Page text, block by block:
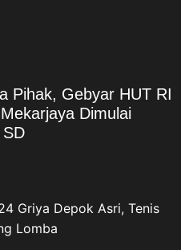
Pihak, Gebyar HUT RI
Dimulai